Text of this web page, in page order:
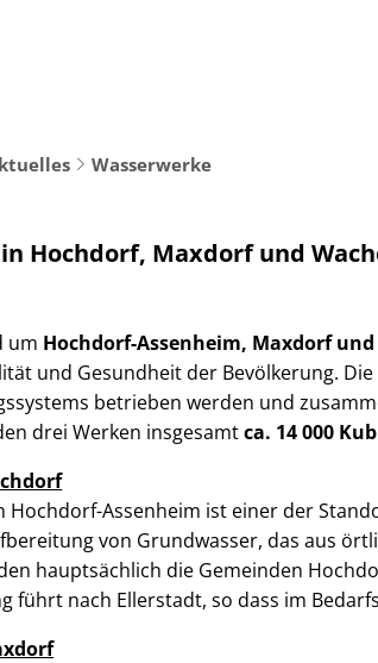
Wasserwerke
Hochdorf, Maxdorf und
um Hochdorf-Assenheim, Maxdorf und
und Gesundheit der Bevölkerung.
betrieben werden und
drei Werken insgesamtca. 14 000
Hochdorf-Assenheim ist einer der
von Grundwasser, das aus
hauptsächlich die Gemeinden
führt nach Ellerstadt, so dass im